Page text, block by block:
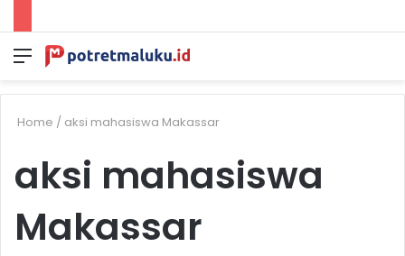
Menu
Home / aksi mahasiswa Makassar
aksi mahasiswa
Makassar
Live Report Liputan Reformasi 1998 Lewat